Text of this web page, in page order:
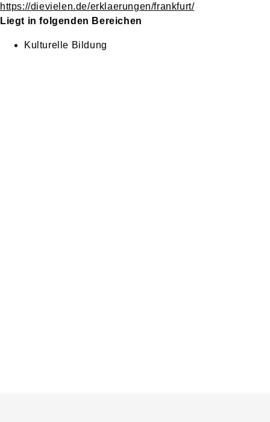
https://dievielen.de/erklaerungen/frankfurt/
Liegt in folgenden Bereichen
Kulturelle Bildung